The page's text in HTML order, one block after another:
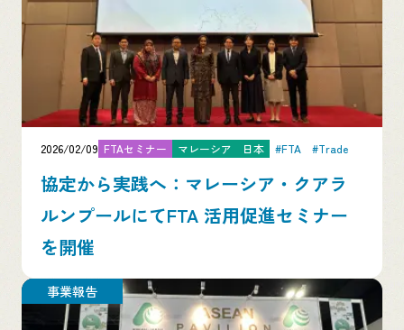
2026/02/09 FTAセミナー マレーシア 日本 #FTA #Trade
協定から実践へ：マレーシア・クアラ
ルンプールにてFTA 活用促進セミナー
を開催
事業報告